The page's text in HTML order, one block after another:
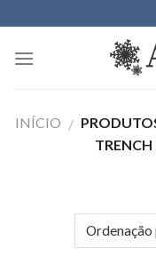
to
content
INÍCIO /